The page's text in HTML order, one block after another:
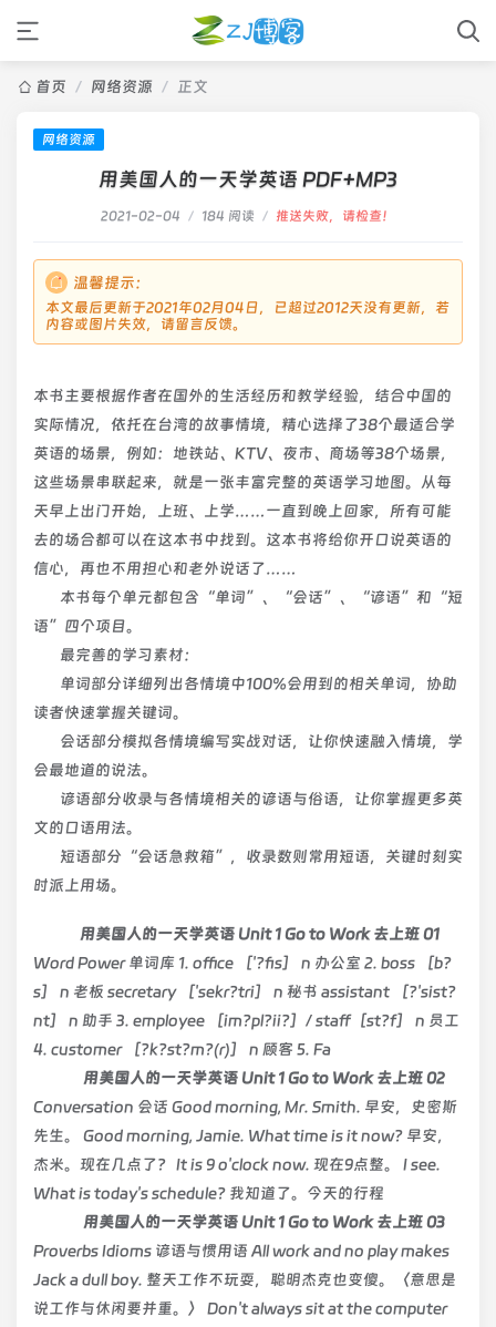
首页 / 网络资源 / 正文
网络资源
用美国人的一天学英语 PDF+MP3
2021-02-04 / 184 阅读 / 推送失败，请检查！
温馨提示：
本文最后更新于2021年02月04日，已超过2012天没有更新，若
内容或图片失效，请留言反馈。
本书主要根据作者在国外的生活经历和教学经验，结合中国的
实际情况，依托在台湾的故事情境，精心选择了38个最适合学
英语的场景，例如：地铁站、KTV、夜市、商场等38个场景，
这些场景串联起来，就是一张丰富完整的英语学习地图。从每
天早上出门开始，上班、上学……一直到晚上回家，所有可能
去的场合都可以在这本书中找到。这本书将给你开口说英语的
信心，再也不用担心和老外说话了……
本书每个单元都包含“单词”、“会话”、“谚语”和“短
语”四个项目。
最完善的学习素材：
单词部分详细列出各情境中100%会用到的相关单词，协助
读者快速掌握关键词。
会话部分模拟各情境编写实战对话，让你快速融入情境，学
会最地道的说法。
谚语部分收录与各情境相关的谚语与俗语，让你掌握更多英
文的口语用法。
短语部分“会话急救箱”，收录数则常用短语，关键时刻实
时派上用场。
用美国人的一天学英语 Unit 1 Go to Work 去上班 01
Word Power 单词库 1. office ［'?fis］ n 办公室 2. boss ［b?
s］ n 老板 secretary ［'sekr?tri］ n 秘书 assistant ［?'sist?
nt］ n 助手 3. employee ［im?pl?ii?］/ staff［st?f］ n 员工
4. customer ［?k?st?m?(r)］ n 顾客 5. Fa
用美国人的一天学英语 Unit 1 Go to Work 去上班 02
Conversation 会话 Good morning, Mr. Smith. 早安，史密斯
先生。 Good morning, Jamie. What time is it now? 早安，
杰米。现在几点了？ It is 9 o'clock now. 现在9点整。 I see.
What is today's schedule? 我知道了。今天的行程
用美国人的一天学英语 Unit 1 Go to Work 去上班 03
Proverbs Idioms 谚语与惯用语 All work and no play makes
Jack a dull boy. 整天工作不玩耍，聪明杰克也变傻。〈意思是
说工作与休闲要并重。〉 Don't always sit at the computer